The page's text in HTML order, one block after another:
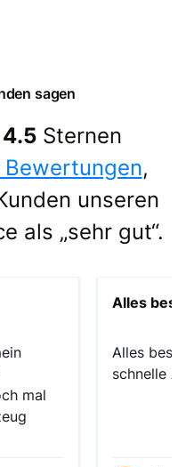
sagen
4.5Sternen
Bewertungen,
unseren
als „sehr gut“.
mal
Alles
Alles
schnelle